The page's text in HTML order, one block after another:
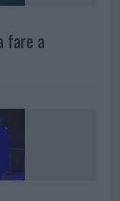
fare a